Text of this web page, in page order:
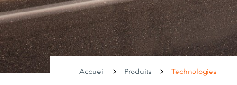
Accueil Produits Technologies